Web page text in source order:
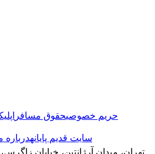
حریم خصوصیحقوق مسافر
سایت قدیم پایانهدرباره